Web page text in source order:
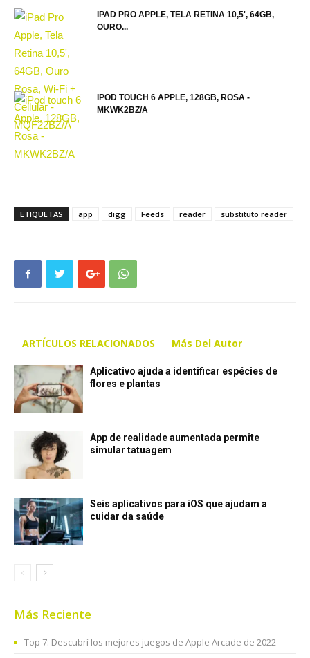
IPAD PRO APPLE, TELA RETINA 10,5', 64GB,
OURO...
IPOD TOUCH 6 APPLE, 128GB, ROSA -
MKWK2BZ/A
ETIQUETAS app digg Feeds reader substituto reader
ARTÍCULOS RELACIONADOS Más Del Autor
Aplicativo ajuda a identificar espécies de
flores e plantas
App de realidade aumentada permite
simular tatuagem
Seis aplicativos para iOS que ajudam a
cuidar da saúde
Más Reciente
Top 7: Descubrí los mejores juegos de Apple Arcade de 2022